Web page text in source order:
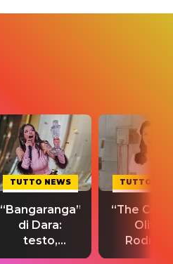
TUTTO NEWS
“Bangaranga”
di Dara:
testo,
traduzione e
TUTTO
“The
Olivia
testo,